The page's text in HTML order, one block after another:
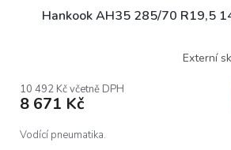
Hankook AH35 285/70 R19,5
Externí
10 492 Kč včetně DPH
8 671 Kč
Vodící pneumatika.